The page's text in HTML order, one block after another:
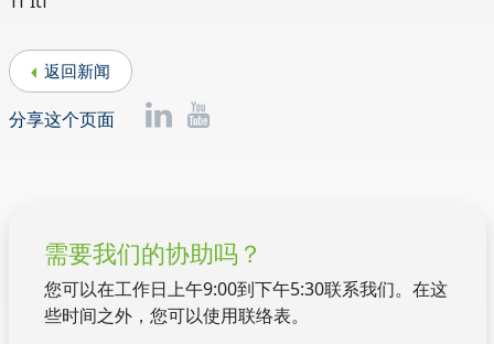
返回新闻
分享这个页面
需要我们的协助吗？
您可以在工作日上午9:00到下午5:30联系我们。在这
些时间之外，您可以使用联络表。